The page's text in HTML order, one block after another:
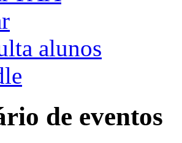
de eventos